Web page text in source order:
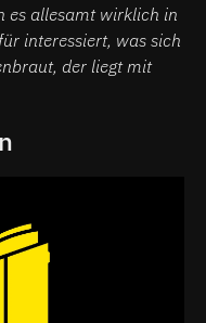
es allesamt wirklich in
interessiert, was sich
der liegt mit